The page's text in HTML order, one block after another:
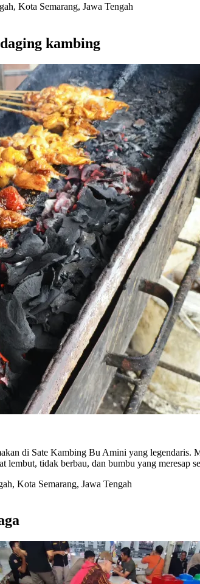
Kota Semarang, Jawa Tengah
kambing
di Sate Kambing Bu Amini yang legendaris.
tidak berbau, dan bumbu yang meresap
Kota Semarang, Jawa Tengah